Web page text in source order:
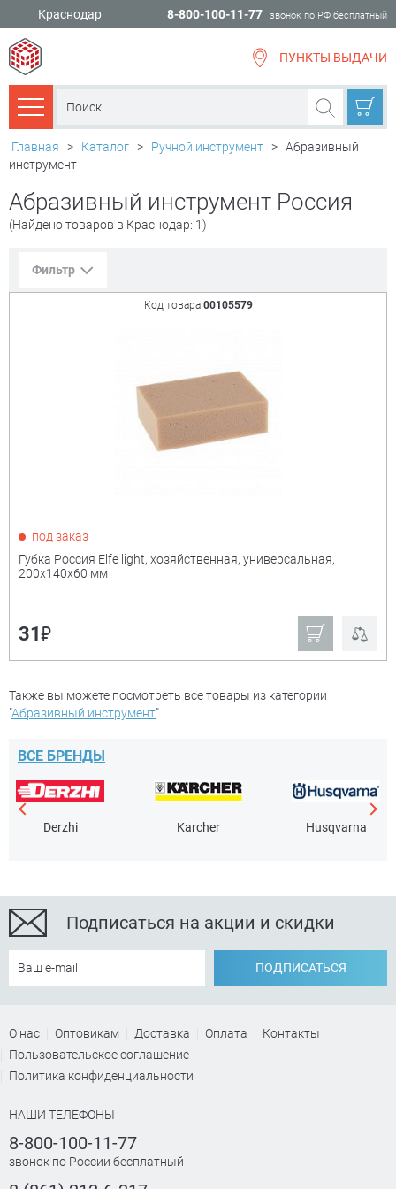
Краснодар 8-800-100-11-77 звонок по РФ бесплатный
ПУНКТЫ ВЫДАЧИ
Каталог товаров
Главная > Каталог > Ручной инструмент > Абразивный
инструмент
Абразивный инструмент Россия
(Найдено товаров в Краснодар: 1)
Фильтр
Показать только
Зубр Россия
Код товара 00105579
под заказ
Губка Россия Elfe light, хозяйственная, универсальная,
200х140х60 мм
31₽
Также вы можете посмотреть все товары из категории
"Абразивный инструмент"
ВСЕ БРЕНДЫ
Derzhi Karcher Husqvarna
Подписаться на акции и скидки
ПОДПИСАТЬСЯ
О нас Оптовикам Доставка Оплата
Контакты
Пользовательское соглашение
Политика конфиденциальности
НАШИ ТЕЛЕФОНЫ
8-800-100-11-77
звонок по России бесплатный